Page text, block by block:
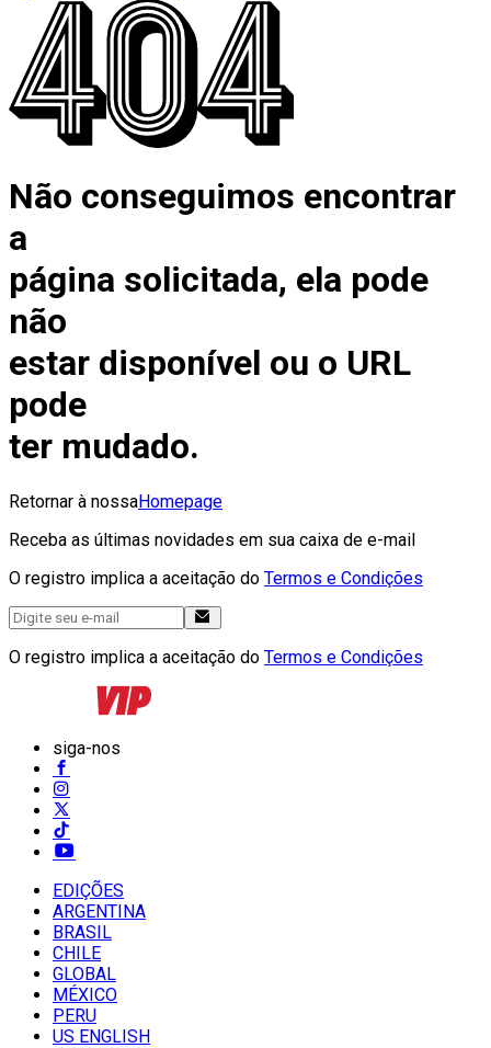
Não conseguimos encontrar
a
página solicitada, ela pode
não
estar disponível ou o URL
pode
ter mudado.
Retornar à nossaHomepage
Receba as últimas novidades em sua caixa de e-mail
O registro implica a aceitação do Termos e Condições
O registro implica a aceitação do Termos e Condições
siga-nos
EDIÇÕES
ARGENTINA
BRASIL
CHILE
GLOBAL
MÉXICO
PERU
US ENGLISH